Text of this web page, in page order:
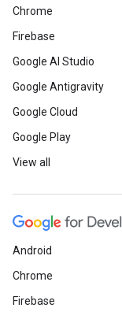
Chrome
Firebase
Google AI Studio
Google Antigravity
Google Cloud
Google Play
View all
Android
Chrome
Firebase